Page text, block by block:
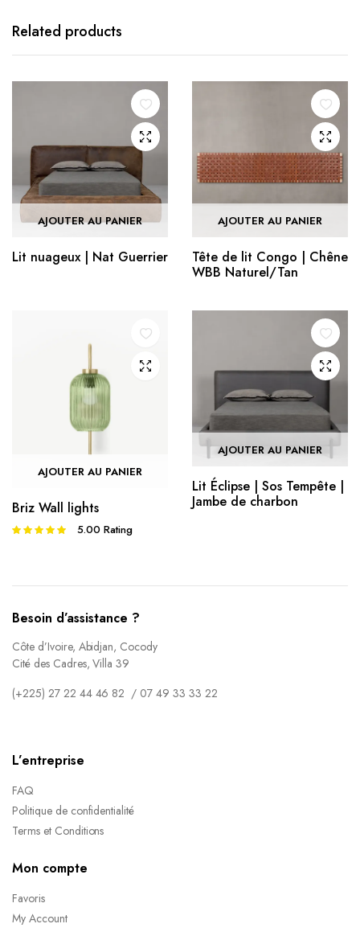
Related products
AJOUTER AU PANIER
Lit nuageux | Nat Guerrier
AJOUTER AU PANIER
Tête de lit Congo | Chêne
WBB Naturel/Tan
AJOUTER AU PANIER
Briz Wall lights
Note
5.00 Rating
AJOUTER AU PANIER
Lit Éclipse | Sos Tempête |
Jambe de charbon
Besoin d’assistance ?
Côte d’Ivoire, Abidjan, Cocody
Cité des Cadres, Villa 39
(+225) 27 22 44 46 82 / 07 49 33 33 22
L’entreprise
FAQ
Politique de confidentialité
Terms et Conditions
Mon compte
Favoris
My Account